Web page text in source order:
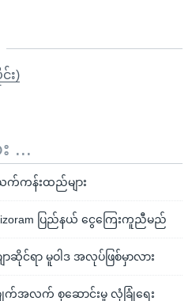
း)
...
က်ကန်းထည်များ
ပြည်နယ် ငွေကြေးကူညီမည်
ဆိုင်ရာ မူဝါဒ အလုပ်ဖြစ်မှာလား
က်အလက် စုဆောင်းမှု လုံခြုံရေး